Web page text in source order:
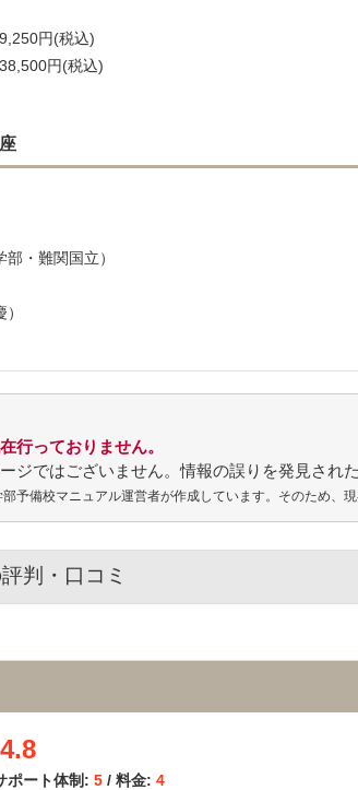
円(税込)
円(税込)
・難関国立）
行っておりません。
ジではございません。情報の誤りを発見された
予備校マニュアル運営者が作成しています。そのため、現
判・口コミ
4.8
ポート体制: 5 / 料金: 4